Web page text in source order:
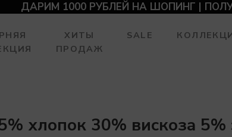
ДАРИМ 1000 РУБЛЕЙ НА ШОПИНГ |
ХИТЫ
ПРОДАЖ
SALE
хлопок 30% вискоза 5%